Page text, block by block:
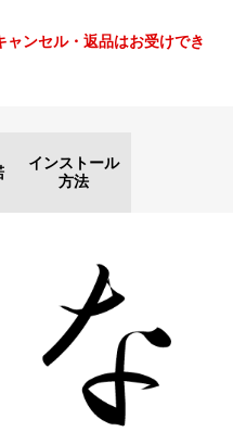
ャンセル・返品はお受けでき
インストール
方法